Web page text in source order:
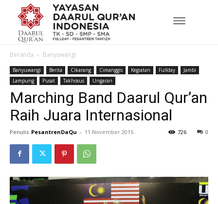
Beranda Banyuwangi
Banyuwangi Berita Cikarang Cimanggis Kegiatan Fullday
Jambi
Lampung
Pusat Takhosus Ungaran
Marching Band Daarul Qur’an
Raih Juara Internasional
Penulis PesantrenDaQu - 11 November 2015 0
726